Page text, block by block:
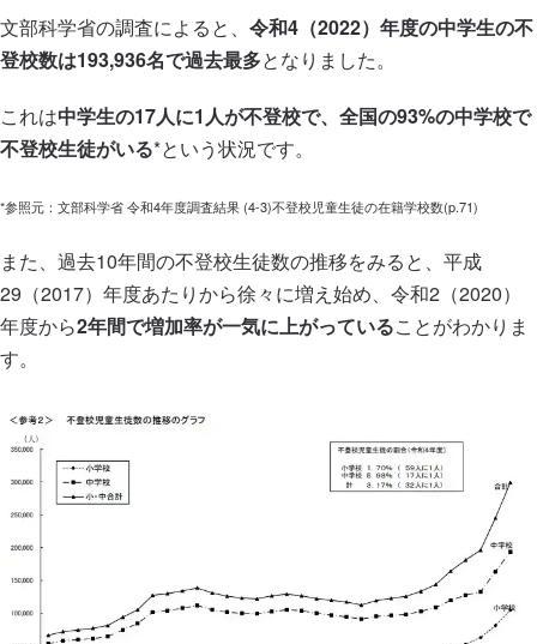
文部科学省の調査によると、 令和4（2022）年度の中学生の不
登校数は193,936名で過去最多となりました。
これは中学生の17人に1人が不登校で、全国の93%の中学校で
不登校生徒がいる*という状況です。
*参照元：文部科学省 令和4年度調査結果 (4-3)不登校児童生徒の在籍学校数(p.71)
また、過去10年間の不登校生徒数の推移をみると、平成
29（2017）年度あたりから徐々に増え始め、令和2（2020）
年度から2年間で増加率が一気に上がっていることがわかりま
す。